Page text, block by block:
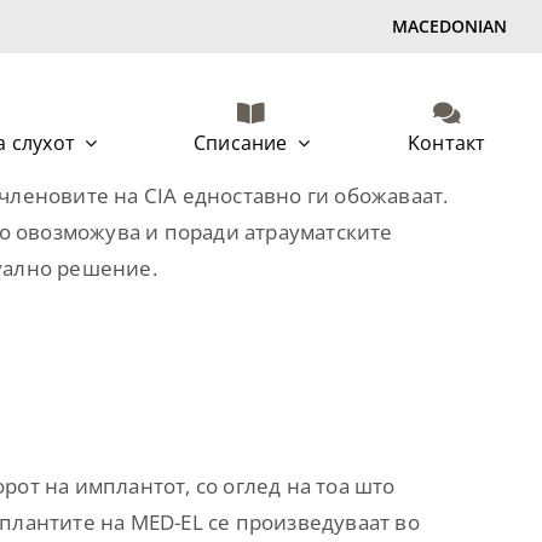
MACEDONIAN
слухот Списание Kонтакт
на CIA едноставно ги обожаваат.
овозможува и поради атрауматските
решение.
на имплантот, со оглед на тоа што
на MED-EL се произведуваат во